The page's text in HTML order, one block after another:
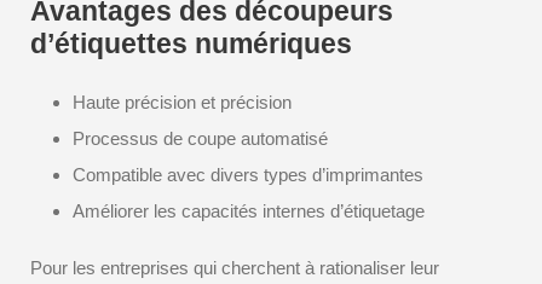
Avantages des découpeurs
d’étiquettes numériques
Haute précision et précision
Processus de coupe automatisé
Compatible avec divers types d’imprimantes
Améliorer les capacités internes d’étiquetage
Pour les entreprises qui cherchent à rationaliser leur